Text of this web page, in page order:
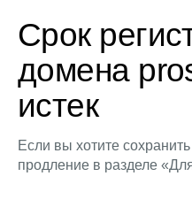
Срок
домена
истек
Если вы хотите
продление в разделе